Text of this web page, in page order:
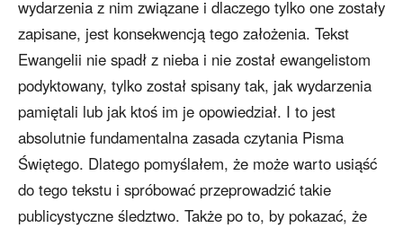
wydarzenia z nim związane i dlaczego tylko one zostały
zapisane, jest konsekwencją tego założenia. Tekst
Ewangelii nie spadł z nieba i nie został ewangelistom
podyktowany, tylko został spisany tak, jak wydarzenia
pamiętali lub jak ktoś im je opowiedział. I to jest
absolutnie fundamentalna zasada czytania Pisma
Świętego. Dlatego pomyślałem, że może warto usiąść
do tego tekstu i spróbować przeprowadzić takie
publicystyczne śledztwo. Także po to, by pokazać, że